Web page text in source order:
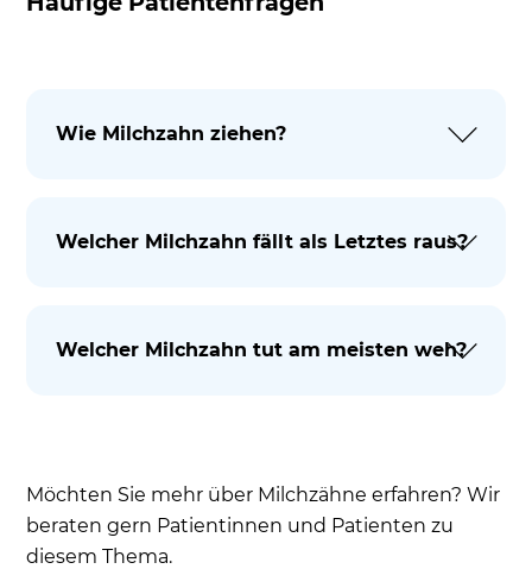
Wie Milchzahn ziehen?
Welcher Milchzahn fällt als Letztes raus?
Welcher Milchzahn tut am meisten weh?
Möchten Sie mehr über Milchzähne erfahren? Wir
beraten gern Patientinnen und Patienten zu
diesem Thema.